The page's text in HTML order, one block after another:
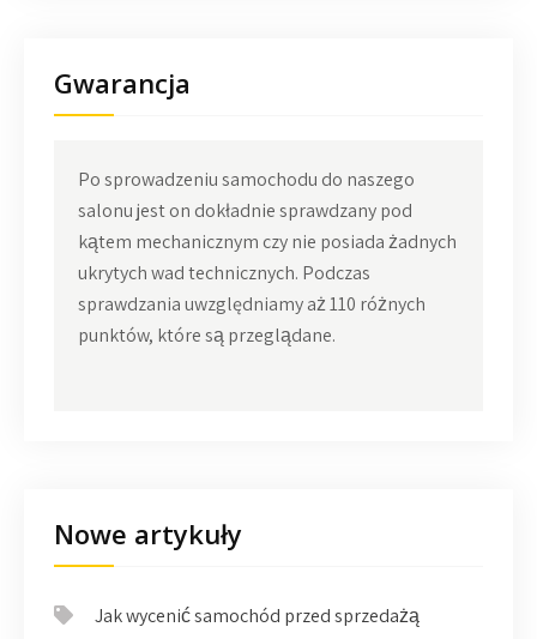
Gwarancja
Po sprowadzeniu samochodu do naszego
salonu jest on dokładnie sprawdzany pod
kątem mechanicznym czy nie posiada żadnych
ukrytych wad technicznych. Podczas
sprawdzania uwzględniamy aż 110 różnych
punktów, które są przeglądane.
Nowe artykuły
Jak wycenić samochód przed sprzedażą